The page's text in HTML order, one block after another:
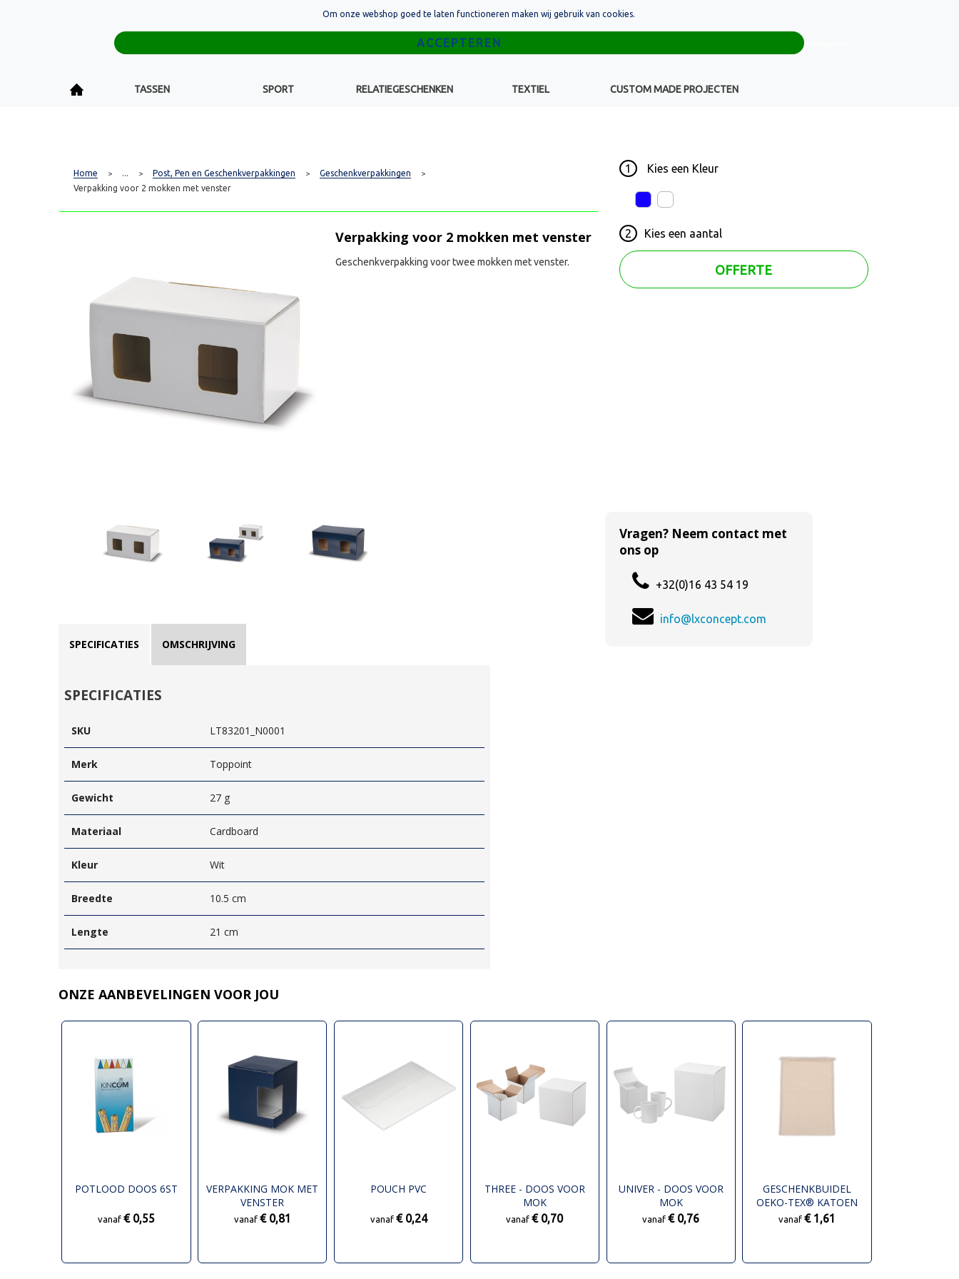
+32(0)16 43 54 19
TASSEN SPORT RELATIEGESCHENKEN TEXTIEL CUSTOM MADE PROJECTEN
Home > ... > Post, Pen en Geschenkverpakkingen > Geschenkverpakkingen >
Verpakking voor 2 mokken met venster
1 Kies een Kleur
2 Kies een aantal
OFFERTE
Verpakking voor 2 mokken met venster
Geschenkverpakking voor twee mokken met venster.
SPECIFICATIES OMSCHRIJVING
SPECIFICATIES
SKU LT83201_N0001
Merk Toppoint
Gewicht 27 g
Materiaal Cardboard
Kleur Wit
Breedte 10.5 cm
Lengte 21 cm
Vragen? Neem contact met
ons op
+32(0)16 43 54 19
info@lxconcept.com
ONZE AANBEVELINGEN VOOR JOU
POTLOOD DOOS 6ST
vanaf € 0,55
VERPAKKING MOK MET
VENSTER
vanaf € 0,81
POUCH PVC
vanaf € 0,24
THREE - DOOS VOOR
MOK
vanaf€ 0,70
UNIVER - DOOS VOOR
MOK
vanaf€ 0,76
GESCHENKBUIDEL
OEKO-TEX® KATOEN
140G/M² 30X45CM
vanaf€ 1,61
Om onze webshop goed te laten functioneren maken wij gebruik van cookies.